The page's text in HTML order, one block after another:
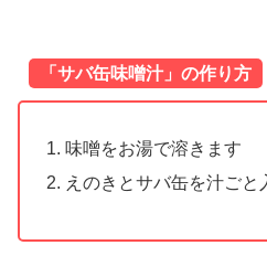
「サバ缶味噌汁」の作り方
味噌をお湯で溶きます
えのきとサバ缶を汁ごと